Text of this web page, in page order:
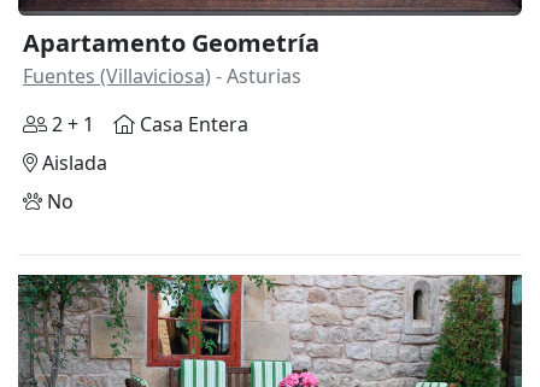
Apartamento Geometría
Fuentes (Villaviciosa) - Asturias
2 + 1
Casa Entera
Aislada
No